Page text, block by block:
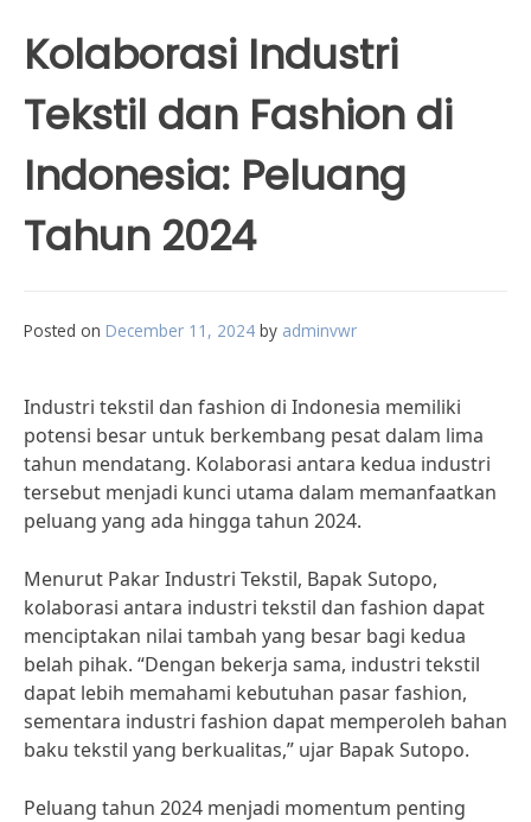
Kolaborasi Industri
Tekstil dan Fashion di
Indonesia: Peluang
Tahun 2024
Posted on December 11, 2024 by adminvwr
Industri tekstil dan fashion di Indonesia memiliki
potensi besar untuk berkembang pesat dalam lima
tahun mendatang. Kolaborasi antara kedua industri
tersebut menjadi kunci utama dalam memanfaatkan
peluang yang ada hingga tahun 2024.
Menurut Pakar Industri Tekstil, Bapak Sutopo,
kolaborasi antara industri tekstil dan fashion dapat
menciptakan nilai tambah yang besar bagi kedua
belah pihak. “Dengan bekerja sama, industri tekstil
dapat lebih memahami kebutuhan pasar fashion,
sementara industri fashion dapat memperoleh bahan
baku tekstil yang berkualitas,” ujar Bapak Sutopo.
Peluang tahun 2024 menjadi momentum penting